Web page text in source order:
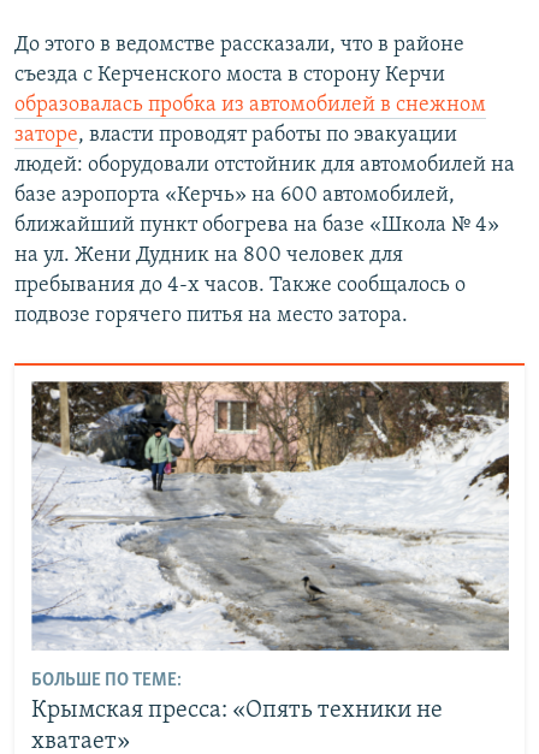
До этого в ведомстве рассказали, что в районе
съезда с Керченского моста в сторону Керчи
образовалась пробка из автомобилей в снежном
заторе, власти проводят работы по эвакуации
людей: оборудовали отстойник для автомобилей на
базе аэропорта «Керчь» на 600 автомобилей,
ближайший пункт обогрева на базе «Школа № 4»
на ул. Жени Дудник на 800 человек для
пребывания до 4-х часов. Также сообщалось о
подвозе горячего питья на место затора.
БОЛЬШЕ ПО ТЕМЕ:
Крымская пресса: «Опять техники не
хватает»